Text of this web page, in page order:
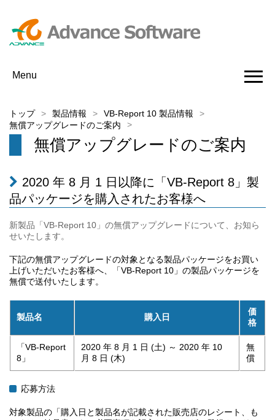
Menu
トップ 製品情報
VB-Report 10 製品情報
無償アップグレードのご案内
無償アップグレードのご案内
2020 年 8 月 1 日以降に「VB-Report 8」製
品パッケージを購入されたお客様へ
新製品「VB-Report 10」の無償アップグレードについて、お知ら
せいたします。
下記の無償アップグレードの対象となる製品パッケージをお買い
上げいただいたお客様へ、「VB-Report 10」の製品パッケージを
無償で送付いたします。
製品名 購入日
価
格
「VB-Report
8」
2020 年 8 月 1 日 (土) ～ 2020 年 10
月 8 日 (木)
無
償
応募方法
対象製品の「購入日と製品名が記載された販売店のレシート、も